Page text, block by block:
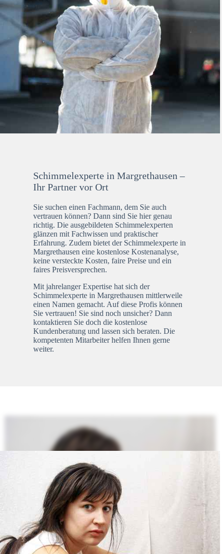
Schimmelexperte in Margrethausen –
Ihr Partner vor Ort
Sie suchen einen Fachmann, dem Sie auch
vertrauen können? Dann sind Sie hier genau
richtig. Die ausgebildeten Schimmelexperten
glänzen mit Fachwissen und praktischer
Erfahrung. Zudem bietet der Schimmelexperte in
Margrethausen eine kostenlose Kostenanalyse,
keine versteckte Kosten, faire Preise und ein
faires Preisversprechen.
Mit jahrelanger Expertise hat sich der
Schimmelexperte in Margrethausen mittlerweile
einen Namen gemacht. Auf diese Profis können
Sie vertrauen! Sie sind noch unsicher? Dann
kontaktieren Sie doch die kostenlose
Kundenberatung und lassen sich beraten. Die
kompetenten Mitarbeiter helfen Ihnen gerne
weiter.